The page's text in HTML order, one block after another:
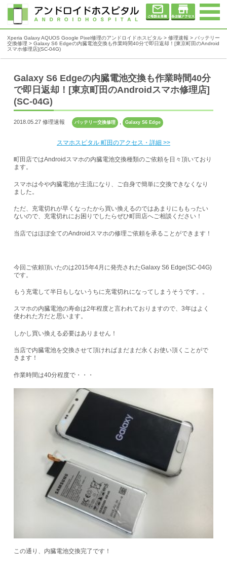
Xperia Galaxy AQUOS Google Pixel修理のアンドロイドホスピタル > 修理速報 > バッテリー
交換修理 > Galaxy S6 Edgeの内臓電池交換も作業時間40分で即日返却！[東京町田のAndroid
スマホ修理店](SC-04G)
Galaxy S6 Edgeの内臓電池交換も作業時間40分
で即日返却！[東京町田のAndroidスマホ修理店]
(SC-04G)
2018.05.27 修理速報 バッテリー交換修理 , Galaxy S6 Edge
スマホスピタル 町田のアクセス・詳細 >>
町田店ではAndroidスマホの内臓電池交換種類のご依頼を日々頂いており
ます。
スマホは今や内臓電池が主流になり、ご自身で簡単に交換できなくなり
ました。
ただ、充電切れが早くなったから買い換えるのではあまりにももったい
ないので、充電切れにお困りでしたらぜひ町田店へご相談ください！
当店ではほぼ全てのAndroidスマホの修理ご依頼を承ることができます！
今回ご依頼頂いたのは2015年4月に発売されたGalaxy S6 Edge(SC-04G)
です。
もう充電して半日もしないうちに充電切れになってしまうそうです。。
スマホの内臓電池の寿命は2年程度と言われておりますので、3年はよく
使われた方だと思います。
しかし買い換える必要はありません！
当店で内臓電池を交換させて頂ければまだまだ永くお使い頂くことがで
きます！
作業時間は40分程度で・・・
この通り、内臓電池交換完了です！